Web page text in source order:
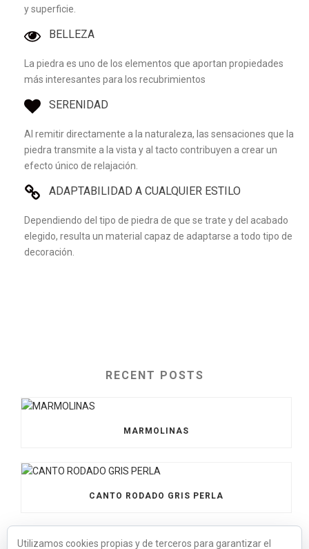
y superficie.
BELLEZA
La piedra es uno de los elementos que aportan propiedades
más interesantes para los recubrimientos
SERENIDAD
Al remitir directamente a la naturaleza, las sensaciones que la
piedra transmite a la vista y al tacto contribuyen a crear un
efecto único de relajación.
ADAPTABILIDAD A CUALQUIER ESTILO
Dependiendo del tipo de piedra de que se trate y del acabado
elegido, resulta un material capaz de adaptarse a todo tipo de
decoración.
RECENT POSTS
MARMOLINAS
CANTO RODADO GRIS PERLA
Utilizamos cookies propias y de terceros para garantizar el